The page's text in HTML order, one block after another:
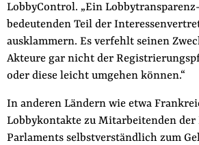
LobbyControl. „Ein
bedeutenden Teil der
ausklammern. Es verfehlt seinen
Akteure gar nicht der
oder diese leicht umgehen können.“
In anderen Ländern wie etwa
Lobbykontakte zu Mitarbeitenden der
Parlaments selbstverständlich zum